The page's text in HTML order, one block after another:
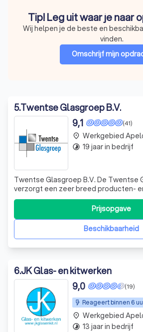
Tip! Leg uit waar je naar
Wij helpen je de beste en
vinden.
Omschrijf mijn
5.Twentse Glasgroep B.V.
(41)
9,1
Twentse Glasgroep B.V. De Twentse Glasgroep B.V.
verzorgt een zeer breed producten-
op het gebied van glas. Of het nu
renovatie- of nieuwbouwproject of om
schuurdeur. Wij verzorgen het
aannemers, woningbouwverenigingen, u
Beschikbaarheid
Prijsopgave
place Werkgebied
timelapse 19 jaar in bedrijf
6.JK Glas- en kitwerken
Reageert binnen 6
(19)
9,0
place Werkgebied
timelapse 13 jaar in bedrijf